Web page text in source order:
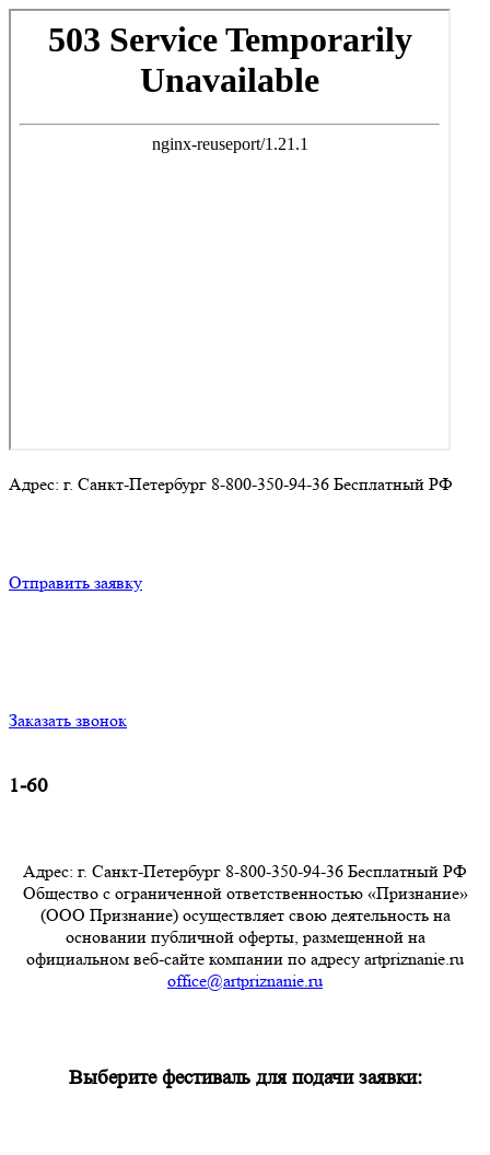
Адрес: г. Санкт-Петербург 8-800-350-94-36 Бесплатный РФ
Отправить заявку
Заказать звонок
1-60
Адрес: г. Санкт-Петербург 8-800-350-94-36 Бесплатный РФ
Общество с ограниченной ответственностью «Признание»
(ООО Признание) осуществляет свою деятельность на
основании публичной оферты, размещенной на
официальном веб-сайте компании по адресу artpriznanie.ru
office@artpriznanie.ru
Выберите фестиваль для подачи заявки: